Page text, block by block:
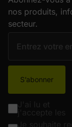
nos produits,
secteur.
S’abonner